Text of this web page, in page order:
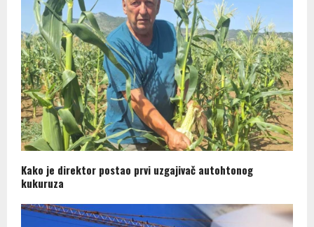
Kako je direktor postao prvi uzgajivač autohtonog
kukuruza